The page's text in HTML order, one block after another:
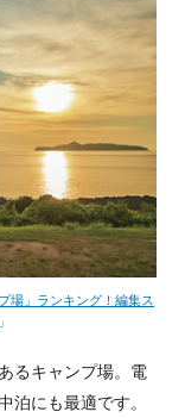
場」ランキング！編集ス
」
るキャンプ場。電
泊にも最適です。